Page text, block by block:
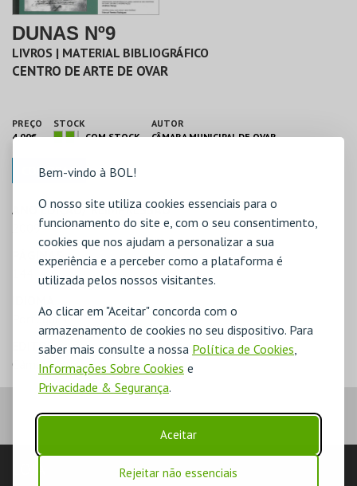
Bem-vindo à BOL!
O nosso site utiliza cookies essenciais para o
funcionamento do site e, com o seu consentimento,
cookies que nos ajudam a personalizar a sua
experiência e a perceber como a plataforma é
utilizada pelos nossos visitantes.
Ao clicar em "Aceitar" concorda com o
armazenamento de cookies no seu dispositivo. Para
saber mais consulte a nossa Política de Cookies,
Informações Sobre Cookies e
Privacidade & Segurança.
Aceitar
Rejeitar não essenciais
DUNAS Nº9
LIVROS | MATERIAL BIBLIOGRÁFICO
CENTRO DE ARTE DE OVAR
PREÇO
4,00€
STOCK
COM STOCK
AUTOR
CÂMARA MUNICIPAL DE OVAR
COMPRAR
ANO EDIÇÃO/ REIMPRESSÃO
2009
Português
EDITOR
Câmara Municipal de Ovar